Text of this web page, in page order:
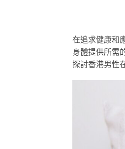
在追求健康和
身體提供所需
探討香港男性